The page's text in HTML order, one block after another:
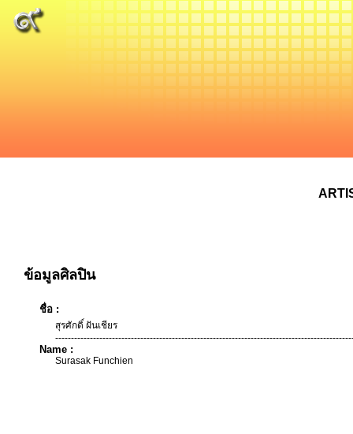
ข้อมูลศิลปิน
ชื่อ :
สุรศักดิ์ ฝันเชียร
Name :
Surasak Funchien